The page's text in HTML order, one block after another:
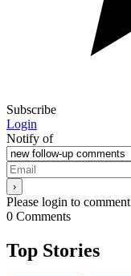
Subscribe
Login
Notify of
Please login to comment
0 Comments
Top Stories